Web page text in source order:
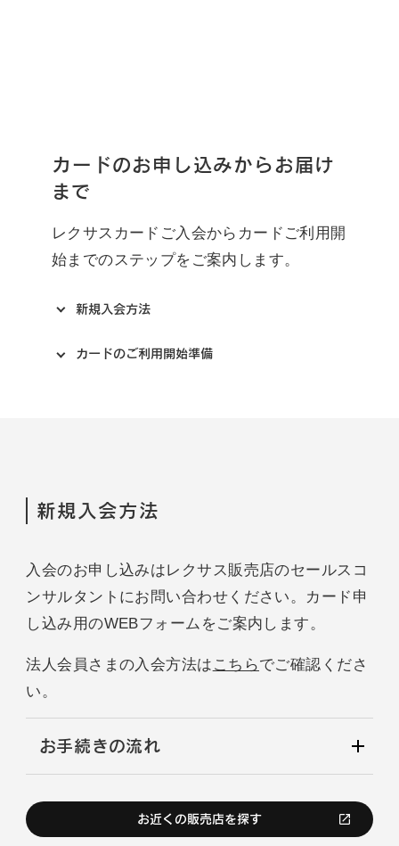
カードのお申し込みからお届け
まで
レクサスカードご入会からカードご利用開
始までのステップをご案内します。
新規入会方法
カードのご利用開始準備
新規入会方法
入会のお申し込みはレクサス販売店のセールスコ
ンサルタントにお問い合わせください。カード申
し込み用のWEBフォームをご案内します。
法人会員さまの入会方法は こちらでご確認くださ
い。
お手続きの流れ
お近くの販売店を探す